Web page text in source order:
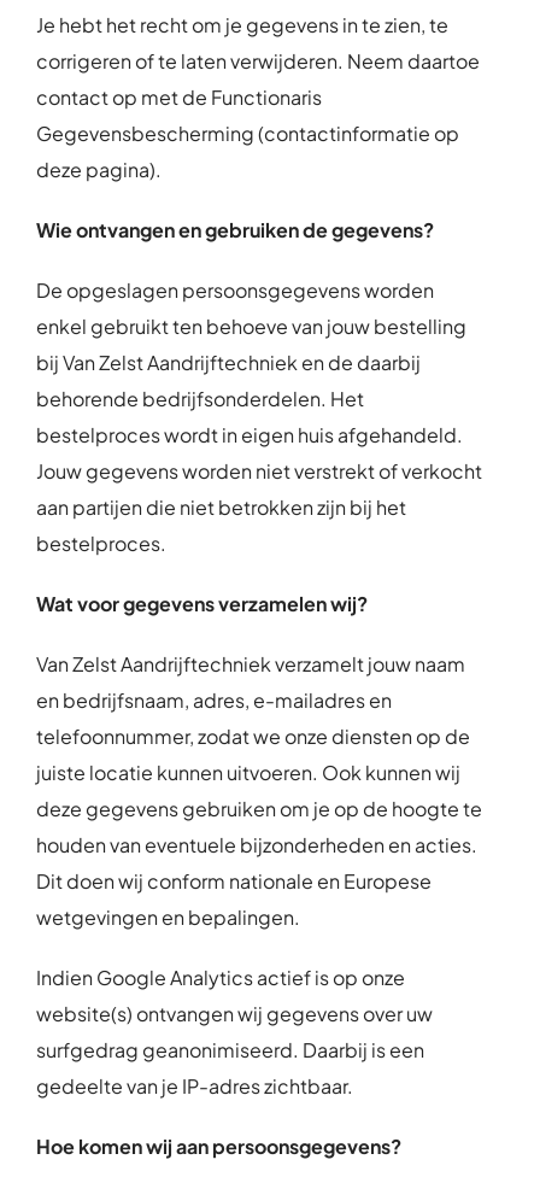
Je hebt het recht om je gegevens in te zien, te
corrigeren of te laten verwijderen. Neem daartoe
contact op met de Functionaris
Gegevensbescherming (contactinformatie op
deze pagina).
Wie ontvangen en gebruiken de gegevens?
De opgeslagen persoonsgegevens worden
enkel gebruikt ten behoeve van jouw bestelling
bij Van Zelst Aandrijftechniek en de daarbij
behorende bedrijfsonderdelen. Het
bestelproces wordt in eigen huis afgehandeld.
Jouw gegevens worden niet verstrekt of verkocht
aan partijen die niet betrokken zijn bij het
bestelproces.
Wat voor gegevens verzamelen wij?
Van Zelst Aandrijftechniek verzamelt jouw naam
en bedrijfsnaam, adres, e-mailadres en
telefoonnummer, zodat we onze diensten op de
juiste locatie kunnen uitvoeren. Ook kunnen wij
deze gegevens gebruiken om je op de hoogte te
houden van eventuele bijzonderheden en acties.
Dit doen wij conform nationale en Europese
wetgevingen en bepalingen.
Indien Google Analytics actief is op onze
website(s) ontvangen wij gegevens over uw
surfgedrag geanonimiseerd. Daarbij is een
gedeelte van je IP-adres zichtbaar.
Hoe komen wij aan persoonsgegevens?